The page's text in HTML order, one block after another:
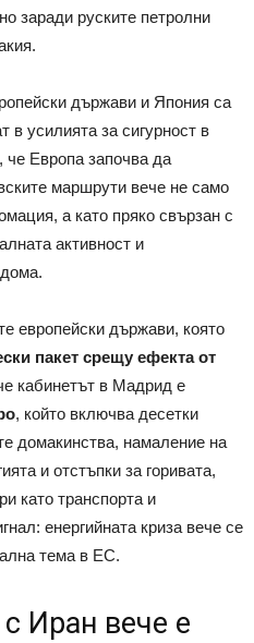
заради руските петролни
държави и Япония са
в усилията за сигурност в
че Европа започва да
маршрути вече не само
а като пряко свързан с
активност и
европейски държави, която
пакет срещу ефекта от
кабинетът в Мадрид е
, който включва десетки
домакинства, намаление на
и отстъпки за горивата,
като транспорта и
енергийната криза вече се
тема в ЕС.
Иран вече е